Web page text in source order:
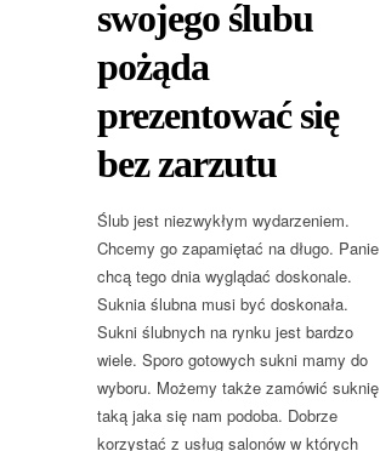
swojego ślubu
pożąda
prezentować się
bez zarzutu
Ślub jest niezwykłym wydarzeniem.
Chcemy go zapamiętać na długo. Panie
chcą tego dnia wyglądać doskonale.
Suknia ślubna musi być doskonała.
Sukni ślubnych na rynku jest bardzo
wiele. Sporo gotowych sukni mamy do
wyboru. Możemy także zamówić suknię
taką jaka się nam podoba. Dobrze
korzystać z usług salonów w których